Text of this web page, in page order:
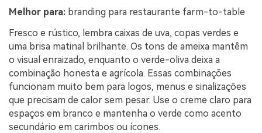
Melhor para: branding para restaurante farm-to-table
Fresco e rústico, lembra caixas de uva, copas verdes e
uma brisa matinal brilhante. Os tons de ameixa mantêm
o visual enraizado, enquanto o verde-oliva deixa a
combinação honesta e agrícola. Essas combinações
funcionam muito bem para logos, menus e sinalizações
que precisam de calor sem pesar. Use o creme claro para
espaços em branco e mantenha o verde como acento
secundário em carimbos ou ícones.